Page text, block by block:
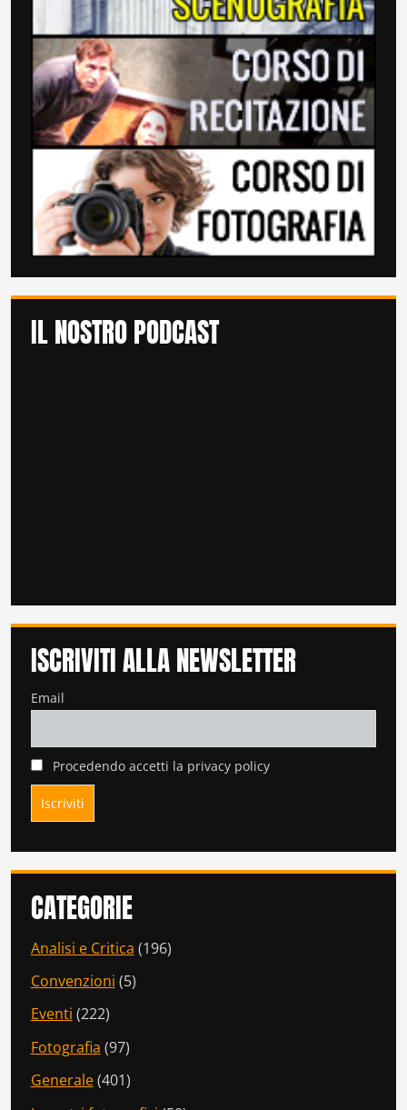
IL NOSTRO PODCAST
ISCRIVITI ALLA NEWSLETTER
Email
Procedendo accetti la privacy policy
CATEGORIE
Analisi e Critica (196)
Convenzioni (5)
Eventi (222)
Fotografia (97)
Generale(401)